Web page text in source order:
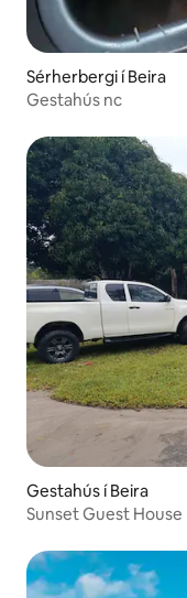
Sérherbergi í Beira
Gestahús nc
Gestahús í Beira
Sunset Guest House